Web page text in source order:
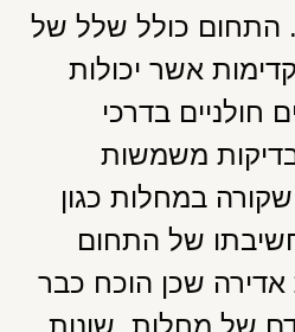
התחום כולל שלל של
אשר יכולות
חולניים בדרכי
משמשות
במחלות כגון
של התחום
אדירה שכן הוכח כבר
של מחלות שונות